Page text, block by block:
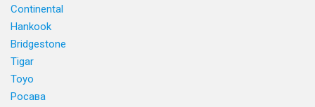
Continental
Hankook
Bridgestone
Tigar
Toyo
Росава